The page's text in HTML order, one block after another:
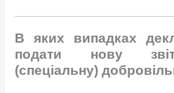
В яких випадках
подати нову
(спеціальну)